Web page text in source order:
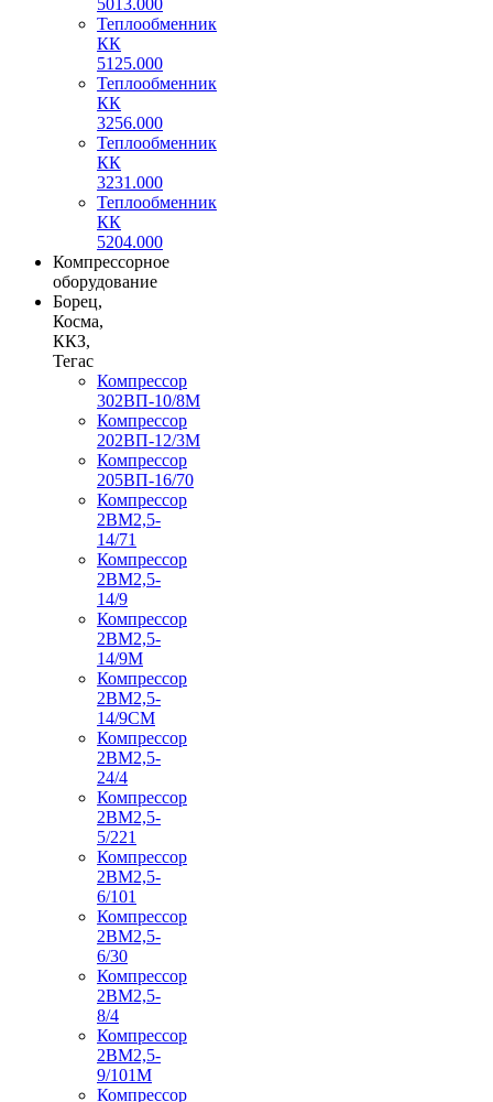
Теплообменник
КК
5125.000
Теплообменник
КК
3256.000
Теплообменник
КК
3231.000
Теплообменник
КК
5204.000
Компрессорное
оборудование
Борец,
Косма,
ККЗ,
Тегас
Компрессор
302ВП-10/8М
Компрессор
202ВП-12/3М
Компрессор
205ВП-16/70
Компрессор
2ВМ2,5-
14/71
Компрессор
2ВМ2,5-
14/9
Компрессор
2ВМ2,5-
14/9М
Компрессор
2ВМ2,5-
14/9СМ
Компрессор
2ВМ2,5-
24/4
Компрессор
2ВМ2,5-
5/221
Компрессор
2ВМ2,5-
6/101
Компрессор
2ВМ2,5-
6/30
Компрессор
2ВМ2,5-
8/4
Компрессор
2ВМ2,5-
9/101М
Компрессор